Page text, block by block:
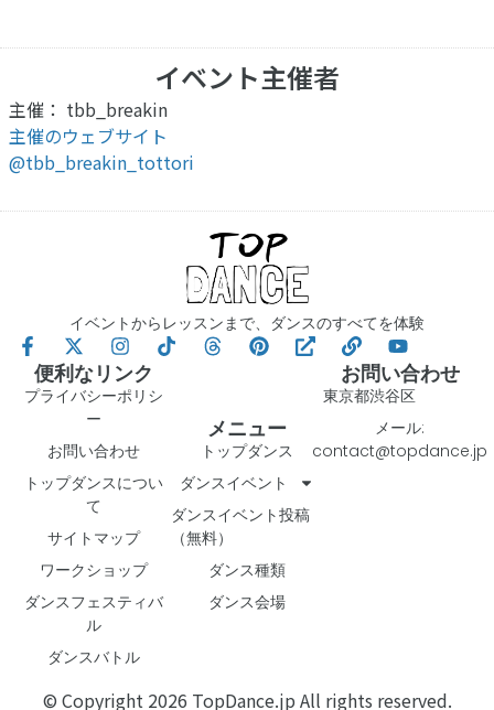
イベント主催者
主催： tbb_breakin
主催のウェブサイト
@tbb_breakin_tottori
イベントからレッスンまで、ダンスのすべてを体験
便利なリンク
プライバシーポリシ
ー
お問い合わせ
トップダンスについ
て
サイトマップ
ワークショップ
ダンスフェスティバ
ル
ダンスバトル
メニュー
トップダンス
ダンスイベント
ダンスイベント投稿
（無料）
ダンス種類
ダンス会場
お問い合わせ
東京都渋谷区
メール:
contact@topdance.jp
© Copyright 2026 TopDance.jp All rights reserved.